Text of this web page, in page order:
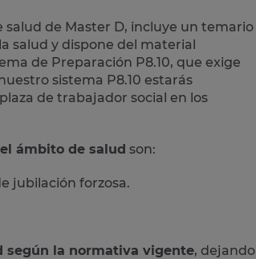
de Master D, incluye un temario
salud y dispone del material
de Preparación P8.10, que exige
sistema P8.10 estarás
de trabajador social en los
ámbito de salud son:
jubilación forzosa.
según la normativa vigente, dejando